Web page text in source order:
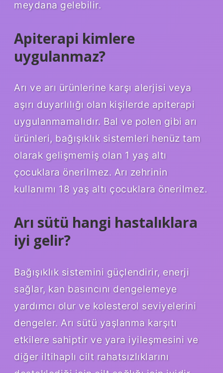
meydana gelebilir.
Apiterapi kimlere
uygulanmaz?
Arı ve arı ürünlerine karşı alerjisi veya
aşırı duyarlılığı olan kişilerde apiterapi
uygulanmamalıdır. Bal ve polen gibi arı
ürünleri, bağışıklık sistemleri henüz tam
olarak gelişmemiş olan 1 yaş altı
çocuklara önerilmez. Arı zehrinin
kullanımı 18 yaş altı çocuklara önerilmez.
Arı sütü hangi hastalıklara
iyi gelir?
Bağışıklık sistemini güçlendirir, enerji
sağlar, kan basıncını dengelemeye
yardımcı olur ve kolesterol seviyelerini
dengeler. Arı sütü yaşlanma karşıtı
etkilere sahiptir ve yara iyileşmesini ve
diğer iltihaplı cilt rahatsızlıklarını